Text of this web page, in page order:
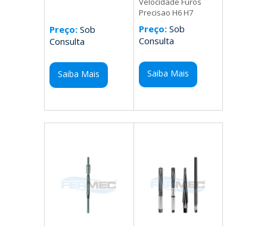
Preço: Sob
Consulta
Saiba Mais
Precisao H6 H7
Preço:Sob
Consulta
Saiba Mais